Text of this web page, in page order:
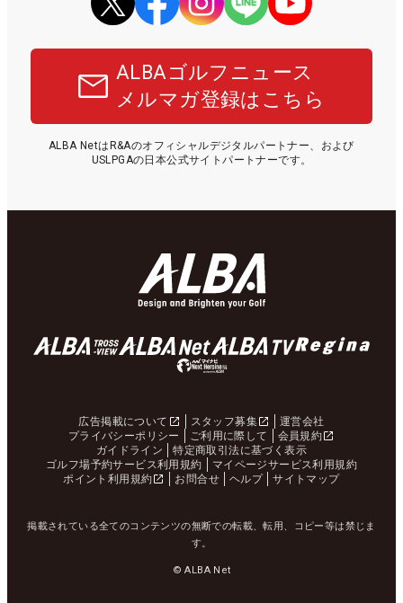
ALBAゴルフニュース
メルマガ登録はこちら
ALBA NetはR&Aのオフィシャルデジタルパートナー、および
USLPGAの日本公式サイトパートナーです。
広告掲載について スタッフ募集
運営会社
プライバシーポリシー
ご利用に際して
会員規約
ガイドライン
特定商取引法に基づく表示
ゴルフ場予約サービス利用規約
マイページサービス利用規約
ポイント利用規約
お問合せ ヘルプ サイトマップ
掲載されている全てのコンテンツの無断での転載、転用、コピー等は禁じま
す。
© ALBA Net